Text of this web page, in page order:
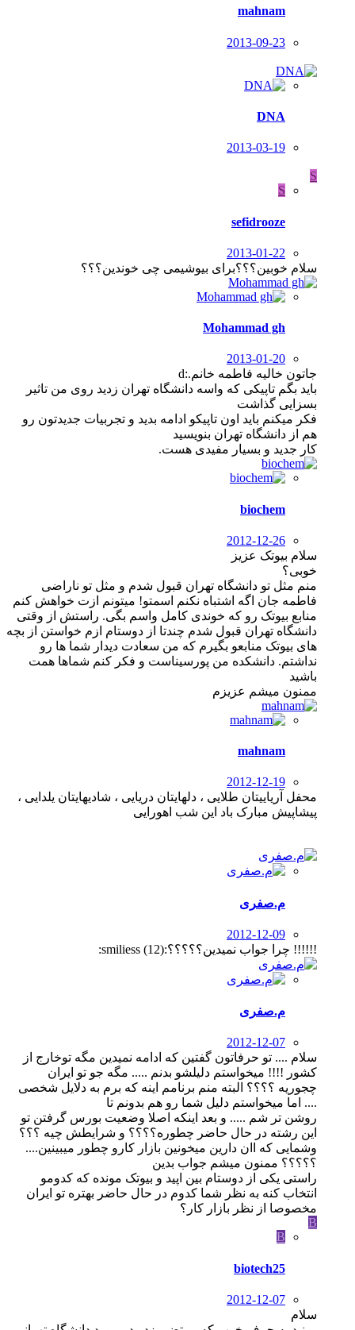
mahnam
2013-09-23
DNA
2013-03-19
S
S
sefidrooze
2013-01-22
سلام خوبین؟؟؟برای بیوشیمی چی خوندین؟؟؟
Mohammad gh
2013-01-20
جاتون خالیه فاطمه خانم.:d
باید بگم تاپیکی که واسه دانشگاه تهران زدید روی من تاثیر
بسزایی گذاشت
فکر میکنم باید اون تاپیکو ادامه بدید و تجربیات جدیدتون رو
هم از دانشگاه تهران بنویسید
کار جدید و بسیار مفیدی هست.
biochem
2012-12-26
سلام بیوتک عزیز
خوبی؟
منم مثل تو دانشگاه تهران قبول شدم و مثل تو ناراضی
فاطمه جان اگه اشتباه نکنم اسمتو! میتونم ازت خواهش کنم
منابع بیوتک رو که خوندی کامل واسم بگی. راستش از وقتی
دانشگاه تهران قبول شدم چندتا از دوستام ازم خواستن از بچه
های بیوتک منابعو بگیرم که من سعادت دیدار شما ها رو
نداشتم. دانشکده من پورسیناست و فکر کنم شماها همت
باشید
ممنون میشم عزیزم
mahnam
2012-12-19
محفل آریاییتان طلایی ، دلهایتان دریایی ، شادیهایتان یلدایی ،
پیشاپیش مبارک باد این شب اهورایی
م.صفری
2012-12-09
!!!!!! چرا جواب نمیدین؟؟؟؟؟:smiliess (12):
م.صفری
2012-12-07
سلام .... تو حرفاتون گفتین که ادامه نمیدین مگه توخارج از
کشور !!!! میخواستم دلیلشو بدنم ..... مگه جو تو ایران
چجوریه ؟؟؟؟ البته منم برنامم اینه که برم به دلایل شخصی
.... اما میخواستم دلیل شما رو هم بدونم تا
روشن تر شم ..... و بعد اینکه اصلا وضعیت بورس گرفتن تو
این رشته در حال حاضر چطوره؟؟؟؟ و شرایطش چیه ؟؟؟
وشمایی که اان دارین میخونین بازار کارو چطور میبینین....
؟؟؟؟؟ ممنون میشم جواب بدین
راستی یکی از دوستام بین اپید و بیوتک مونده که کدومو
انتخاب کنه به نظر شما کدوم در حال حاضر بهتره تو ایران
مخصوصا از نظر بازار کار؟
B
B
biotech25
2012-12-07
سلام